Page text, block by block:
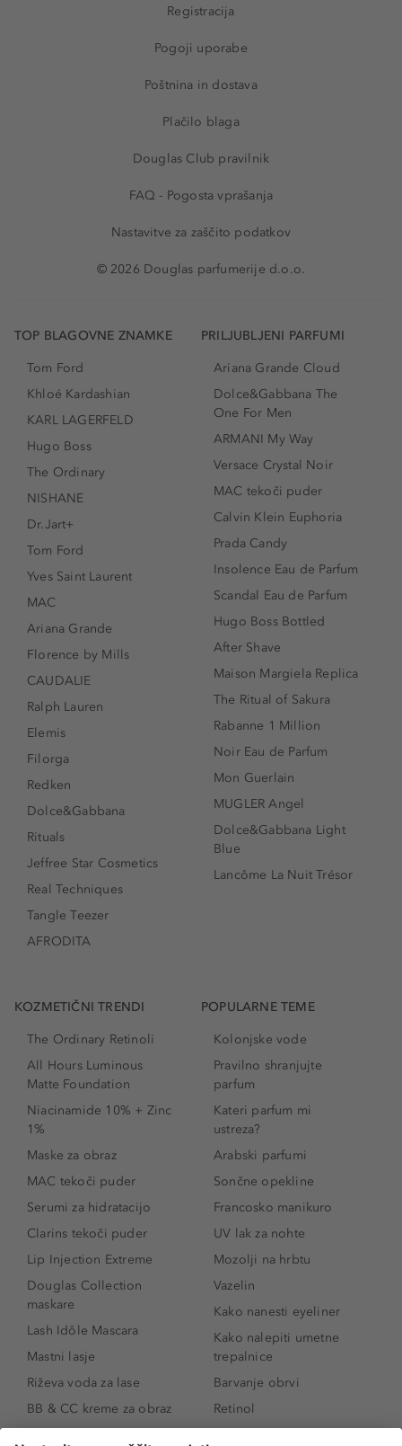
Registracija
Pogoji uporabe
Poštnina in dostava
Plačilo blaga
Douglas Club pravilnik
FAQ - Pogosta vprašanja
Nastavitve za zaščito podatkov
© 2026 Douglas parfumerije d.o.o.
TOP BLAGOVNE ZNAMKE
Tom Ford
Khloé Kardashian
KARL LAGERFELD
Hugo Boss
The Ordinary
NISHANE
Dr.Jart+
Tom Ford
Yves Saint Laurent
MAC
Ariana Grande
Florence by Mills
CAUDALIE
Ralph Lauren
Elemis
Filorga
Redken
Dolce&Gabbana
Rituals
Jeffree Star Cosmetics
Real Techniques
Tangle Teezer
AFRODITA
PRILJUBLJENI PARFUMI
Ariana Grande Cloud
Dolce&Gabbana The
One For Men
ARMANI My Way
Versace Crystal Noir
MAC tekoči puder
Calvin Klein Euphoria
Prada Candy
Insolence Eau de Parfum
Scandal Eau de Parfum
Hugo Boss Bottled
After Shave
Maison Margiela Replica
The Ritual of Sakura
Rabanne 1 Million
Noir Eau de Parfum
Mon Guerlain
MUGLER Angel
Dolce&Gabbana Light
Blue
Lancôme La Nuit Trésor
KOZMETIČNI TRENDI
The Ordinary Retinoli
All Hours Luminous
Matte Foundation
Niacinamide 10% + Zinc
1%
Maske za obraz
MAC tekoči puder
Serumi za hidratacijo
Clarins tekoči puder
Lip Injection Extreme
Douglas Collection
maskare
Lash Idôle Mascara
Mastni lasje
Riževa voda za lase
BB & CC kreme za obraz
POPULARNE TEME
Kolonjske vode
Pravilno shranjujte
parfum
Kateri parfum mi
ustreza?
Arabski parfumi
Sončne opekline
Francosko manikuro
UV lak za nohte
Mozolji na hrbtu
Vazelin
Kako nanesti eyeliner
Kako nalepiti umetne
trepalnice
Barvanje obrvi
Retinol